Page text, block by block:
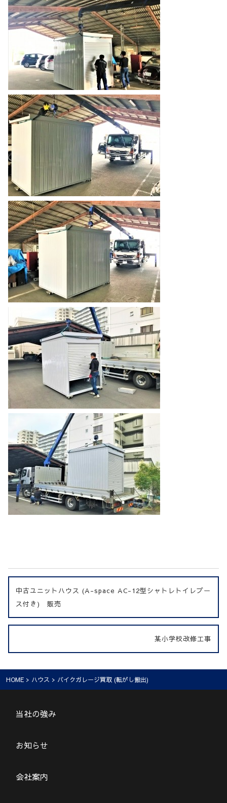
中古ユニットハウス (A-space AC-12型シャトレトイレブー
ス付き) 販売
某小学校改修工事
HOME > ハウス > バイクガレージ買取 (転がし搬出)
当社の強み
お知らせ
会社案内